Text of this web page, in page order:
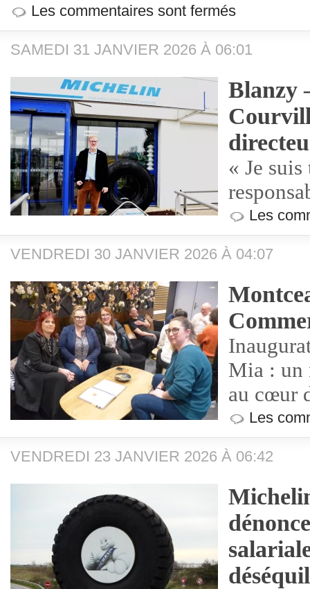
Les commentaires sont fermés
SAMEDI 31 JANVIER 2026 À 06:01
Blanzy
« Je
Les
VENDREDI 30 JANVIER 2026 À 04:07
Mia : un
au cœur
Les
VENDREDI 23 JANVIER 2026 À 06:42